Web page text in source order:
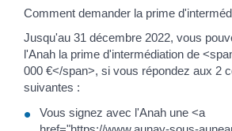
Comment demander la prime
Jusqu'au 31 décembre 2022, vous
l'Anah la prime d'intermédiation de
000 €</span>, si vous répondez aux 2
suivantes :
Vous signez avec l'Anah une <a